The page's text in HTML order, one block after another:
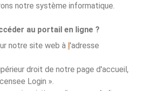
notre système informatique.
au portail en ligne ?
notre site web à l'adresse
droit de notre page d'accueil,
Login ».